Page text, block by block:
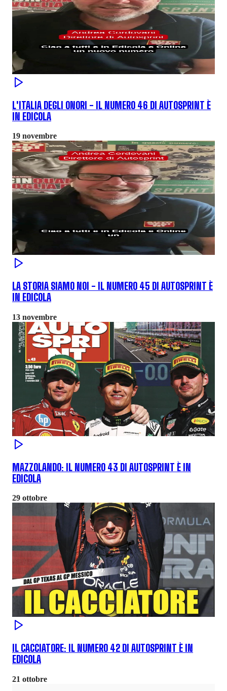
L'ITALIA DEGLI ONORI - IL NUMERO 46 DI AUTOSPRINT È
IN EDICOLA
19 novembre
LA STORIA SIAMO NOI - IL NUMERO 45 DI AUTOSPRINT È
IN EDICOLA
13 novembre
MAZZOLANDO: IL NUMERO 43 DI AUTOSPRINT È IN
EDICOLA
29 ottobre
IL CACCIATORE: IL NUMERO 42 DI AUTOSPRINT È IN
EDICOLA
21 ottobre